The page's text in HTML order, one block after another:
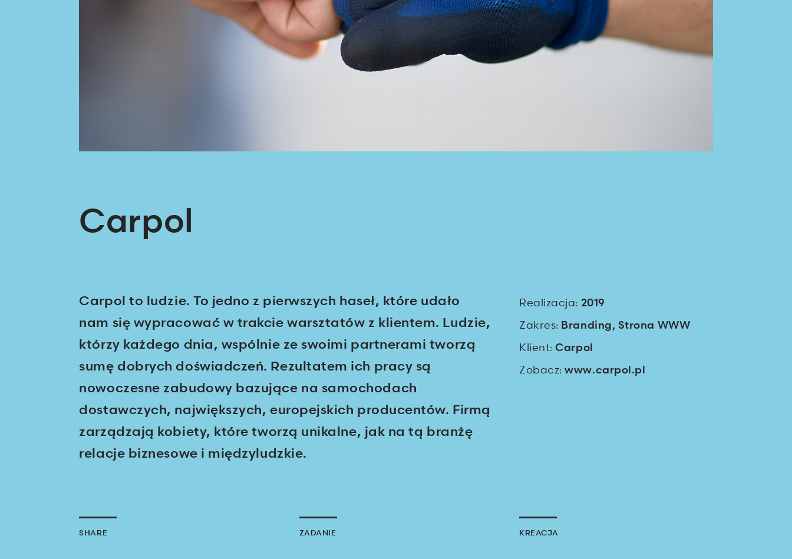
Carpol
Carpol to ludzie. To jedno z pierwszych haseł, które udało
nam się wypracować w trakcie warsztatów z klientem. Ludzie,
którzy każdego dnia, wspólnie ze swoimi partnerami tworzą
sumę dobrych doświadczeń. Rezultatem ich pracy są
nowoczesne zabudowy bazujące na samochodach
dostawczych, największych, europejskich producentów. Firmą
zarządzają kobiety, które tworzą unikalne, jak na tą branżę
relacje biznesowe i międzyludzkie.
Realizacja: 2019
Zakres: Branding, Strona WWW
Klient:Carpol
Zobacz:www.carpol.pl
SHARE ZADANIE KREACJA